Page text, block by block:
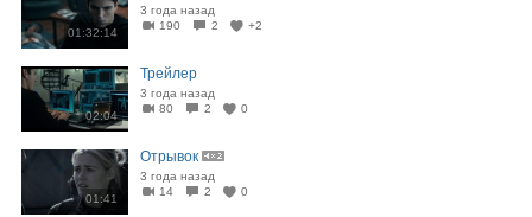
01:32:14
3 года назад
190
2 +2
02:04
Трейлер
3 года назад
80
2 0
01:41
Отрывок
3 года назад
14
2 0